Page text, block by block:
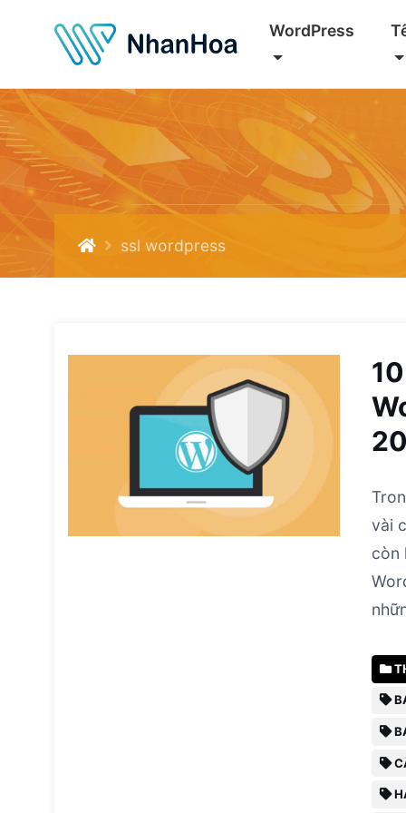
WordPress
ssl wordpress
vài
còn